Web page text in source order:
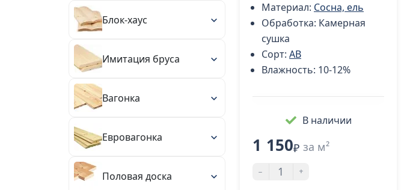
Блок-хаус
Имитация бруса
Вагонка
Евровагонка
Половая доска
Материал: Сосна, ель
Обработка: Камерная
сушка
Сорт: AB
Влажность: 10-12%
В наличии
1 150₽ за м²
- +